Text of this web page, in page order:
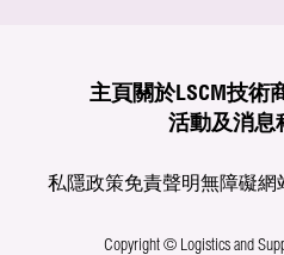
主頁 關於LSCM技術
活動及消息
私隱政策免責聲明無障礙網
Copyright © Logistics and